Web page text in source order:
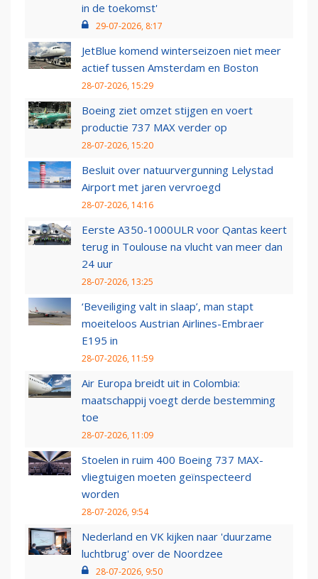
in de toekomst'
29-07-2026, 8:17
JetBlue komend winterseizoen niet meer
actief tussen Amsterdam en Boston
28-07-2026, 15:29
Boeing ziet omzet stijgen en voert
productie 737 MAX verder op
28-07-2026, 15:20
Besluit over natuurvergunning Lelystad
Airport met jaren vervroegd
28-07-2026, 14:16
Eerste A350-1000ULR voor Qantas keert
terug in Toulouse na vlucht van meer dan
24 uur
28-07-2026, 13:25
‘Beveiliging valt in slaap’, man stapt
moeiteloos Austrian Airlines-Embraer
E195 in
28-07-2026, 11:59
Air Europa breidt uit in Colombia:
maatschappij voegt derde bestemming
toe
28-07-2026, 11:09
Stoelen in ruim 400 Boeing 737 MAX-
vliegtuigen moeten geïnspecteerd
worden
28-07-2026, 9:54
Nederland en VK kijken naar 'duurzame
luchtbrug' over de Noordzee
28-07-2026, 9:50